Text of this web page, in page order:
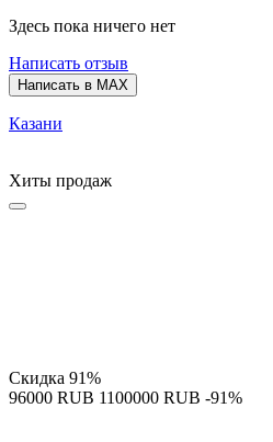
Здесь пока ничего нет
Написать отзыв
Написать в MAX
Казани
Хиты продаж
Скидка 91%
‍96000‍ RUB ‍1100000‍ RUB -91%